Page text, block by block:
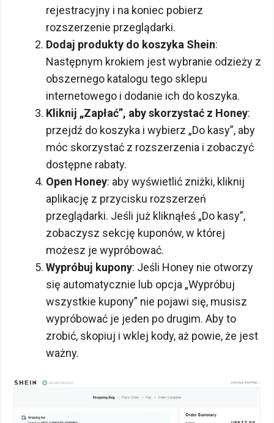
rejestracyjny i na koniec pobierz
rozszerzenie przeglądarki.
Dodaj produkty do koszyka Shein:
Następnym krokiem jest wybranie odzieży z
obszernego katalogu tego sklepu
internetowego i dodanie ich do koszyka.
Kliknij „Zapłać”, aby skorzystać z Honey:
przejdź do koszyka i wybierz „Do kasy”, aby
móc skorzystać z rozszerzenia i zobaczyć
dostępne rabaty.
Open Honey: aby wyświetlić zniżki, kliknij
aplikację z przycisku rozszerzeń
przeglądarki. Jeśli już kliknąłeś „Do kasy”,
zobaczysz sekcję kuponów, w której
możesz je wypróbować.
Wypróbuj kupony: Jeśli Honey nie otworzy
się automatycznie lub opcja „Wypróbuj
wszystkie kupony” nie pojawi się, musisz
wypróbować je jeden po drugim. Aby to
zrobić, skopiuj i wklej kody, aż powie, że jest
ważny.